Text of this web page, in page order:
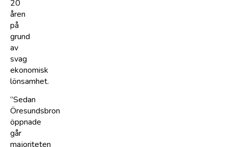
20
åren
på
grund
av
svag
ekonomisk
lönsamhet.
”Sedan
Öresundsbron
öppnade
går
majoriteten